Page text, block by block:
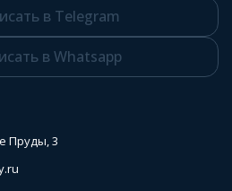
в Telegram
в Whatsapp
Пруды, 3